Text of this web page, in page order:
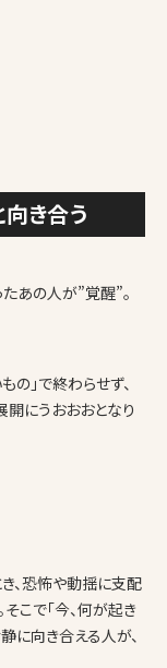
き合う
あの人が”覚醒”。
」で終わらせず、
開にうおおおとなり
、恐怖や動揺に支配
こで「今、何が起き
に向き合える人が、